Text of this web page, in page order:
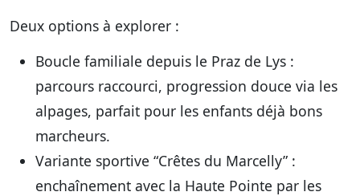
Deux options à explorer :
Boucle familiale depuis le Praz de Lys :
parcours raccourci, progression douce via les
alpages, parfait pour les enfants déjà bons
marcheurs.
Variante sportive “Crêtes du Marcelly” :
enchaînement avec la Haute Pointe par les